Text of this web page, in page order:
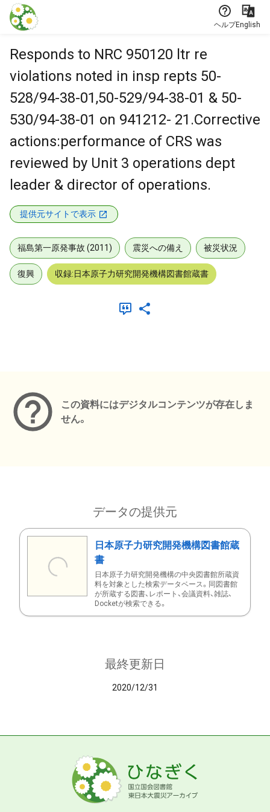
本文に飛ぶ
ヘルプEnglish
Responds to NRC 950120 ltr re
violations noted in insp repts 50-
528/94-38-01,50-529/94-38-01 & 50-
530/94-38-01 on 941212- 21.Corrective
actions:performance of CRS was
reviewed by Unit 3 operations dept
leader & director of operations.
提供元サイトで表示
福島第一原発事故 (2011) 震災への備え 被災状況
復興 収録:日本原子力研究開発機構図書館蔵書
この資料にはデジタルコンテンツが存在しま
せん。
データの提供元
日本原子力研究開発機構図書館蔵
書
日本原子力研究開発機構の中央図書館所蔵資
料を対象とした検索データベース。同図書館
が所蔵する図書、レポート、会議資料、雑誌、
Docketが検索できる。
最終更新日
2020/12/31